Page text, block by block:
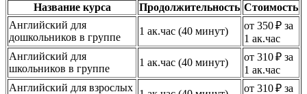
Название курса Продолжительность Стоимость
Английский для
дошкольников в группе
1 ак.час (40 минут)
от 350 ₽ за
1 ак.час
Английский для
школьников в группе
1 ак.час (40 минут)
от 310 ₽ за
1 ак.час
Английский для взрослых
от 310 ₽ за